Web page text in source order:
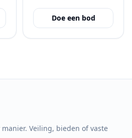
Doe een bod
Veiling, bieden of vaste